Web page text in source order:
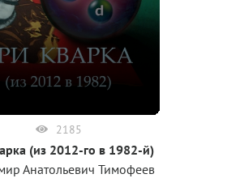
2185
(из 2012-го в 1982-й)
Анатольевич Тимофеев